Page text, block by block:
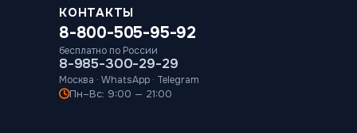
КОНТАКТЫ
8-800-505-95-92
бесплатно по России
8-985-300-29-29
Москва · WhatsApp · Telegram
Пн–Вс: 9:00 — 21:00